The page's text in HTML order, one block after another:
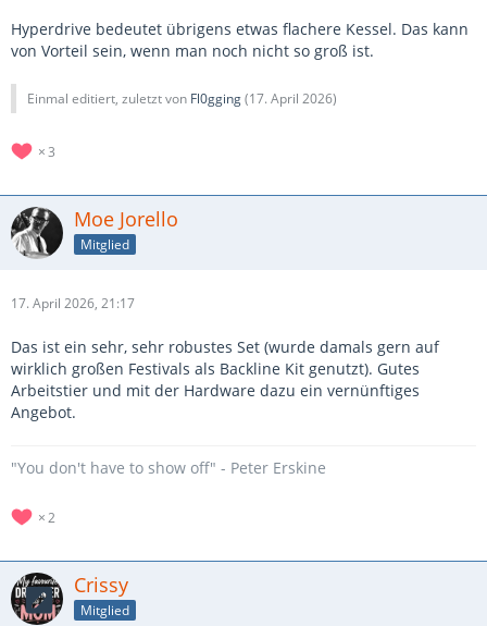
Hyperdrive bedeutet übrigens etwas flachere Kessel. Das kann
von Vorteil sein, wenn man noch nicht so groß ist.
Einmal editiert, zuletzt von Fl0gging(17. April 2026)
3
Moe Jorello
Mitglied
17. April 2026, 21:17
Das ist ein sehr, sehr robustes Set (wurde damals gern auf
wirklich großen Festivals als Backline Kit genutzt). Gutes
Arbeitstier und mit der Hardware dazu ein vernünftiges
Angebot.
"You don't have to show off" - Peter Erskine
2
Crissy
Mitglied